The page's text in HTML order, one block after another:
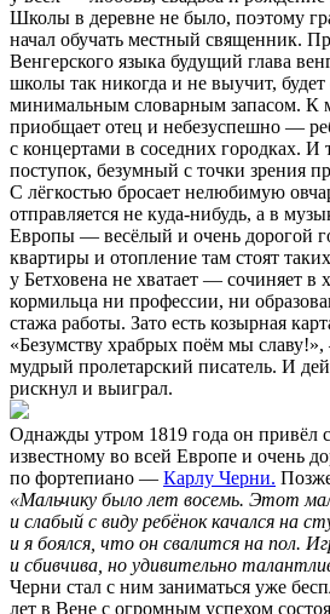
Школы в деревне не было, поэтому
начал обучать местный священник.
Венгерского языка будущий глава
школы так никогда и не выучит, будет
минимальным словарным запасом. К
приобщает отец и небезуспешно —
с концертами в соседних городках. И
поступок, безумный с точки зрения
С лёгкостью бросает нелюбимую
отправляется не куда-нибудь, а в
Европы — весёлый и очень дорогой
квартиры и отопление там стоят
у Бетховена не хватает — сочиняет в
кормильца ни профессии, ни
стажа работы. Зато есть козырная
«Безумству храбрых поём мы славу!»,
мудрый пролетарский писатель. И
рискнул и выиграл.
Однажды утром 1819 года он привёл
известному во всей Европе и очень
по фортепиано — Карлу Черни.
«Мальчику было лет восемь. Этот
и слабый с виду ребёнок качался на
и я боялся, что он свалится на пол.
и сбивчива, но удивительно
Черни стал с ним заниматься уже
лет в Вене с огромным успехом